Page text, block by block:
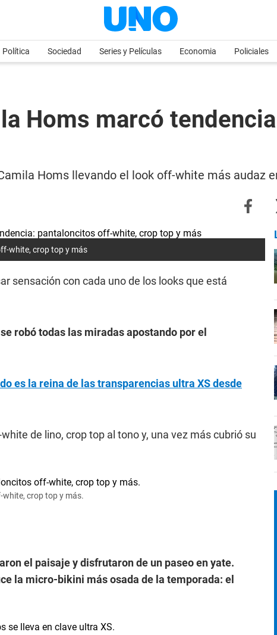
Política Sociedad Series y Películas Economia Policiales
Homs marcó
Homs llevando el look off-white más audaz
white, crop top y más
sensación con cada uno de los looks que está
robó todas las miradas apostando por el
es la reina de las transparencias ultra XS desde
de lino, crop top al tono y, una vez más cubrió su
crop top y más.
el paisaje y disfrutaron de un paseo en yate.
la micro-bikini más osada de la temporada: el